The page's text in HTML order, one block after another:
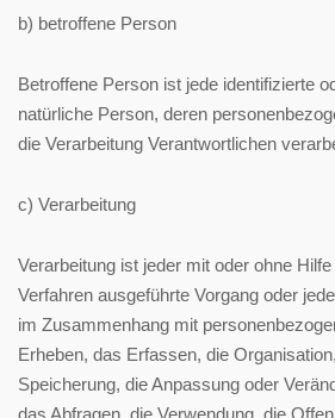
b) betroffene Person
Betroffene Person ist jede identifizierte
natürliche Person, deren
die Verarbeitung Verantwortlichen
c) Verarbeitung
Verarbeitung ist jeder mit oder ohne
Verfahren ausgeführte Vorgang oder
im Zusammenhang mit
Erheben, das Erfassen, die
Speicherung, die Anpassung oder